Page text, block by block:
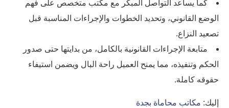
كما يساعد التواصل المبكر مع مكتب متخصص على فهم
الوضع القانوني، وتحديد الخطوات والإجراءات المناسبة قبل
تصعيد النزاع.
متابعة الإجراءات القانونية بالكامل، من بدايتها حتى صدور
الحكم وتنفيذه، مما يمنح العميل راحة البال ويضمن استيفاء
حقوقه كاملة.
إليك: مكاتب محاماة بجدة